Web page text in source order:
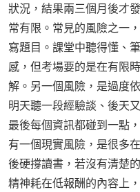
狀況，結果兩三個月後才
常有限。常見的風險之一
寫題目。課堂中聽得懂、
感，但考場要的是在有限
解。另一個風險，是過度
明天聽一段經驗談、後天
最後每個資訊都碰到一點
有一個現實風險，是很多
後硬撐讀書，若沒有清楚
精神耗在低報酬的內容上